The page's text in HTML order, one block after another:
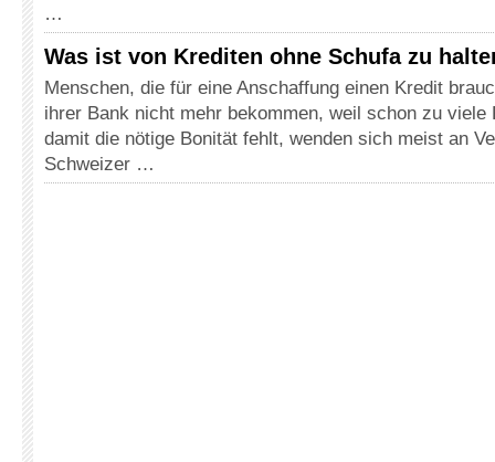
…
Was ist von Krediten ohne Schufa zu
Menschen, die für eine Anschaffung einen Kredit
ihrer Bank nicht mehr bekommen, weil schon zu viele
damit die nötige Bonität fehlt, wenden sich meist an
Schweizer …